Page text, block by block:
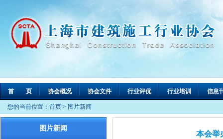
首 页 协会概况 协会文件 行业评优 行业培训 信息
您的当前位置： 首页 > 图片新闻
图片新闻
本会举